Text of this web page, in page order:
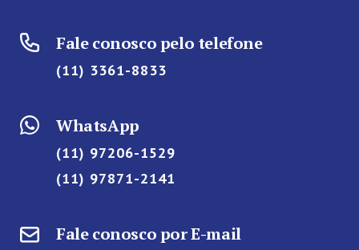
Fale conosco pelo telefone
(11) 3361-8833
WhatsApp
(11) 97206-1529
(11) 97871-2141
Fale conosco por E-mail